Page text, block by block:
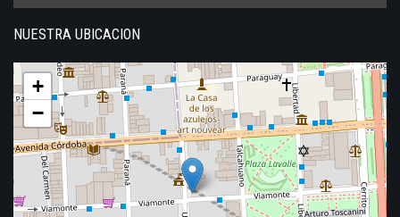
NUESTRA UBICACION
+
−